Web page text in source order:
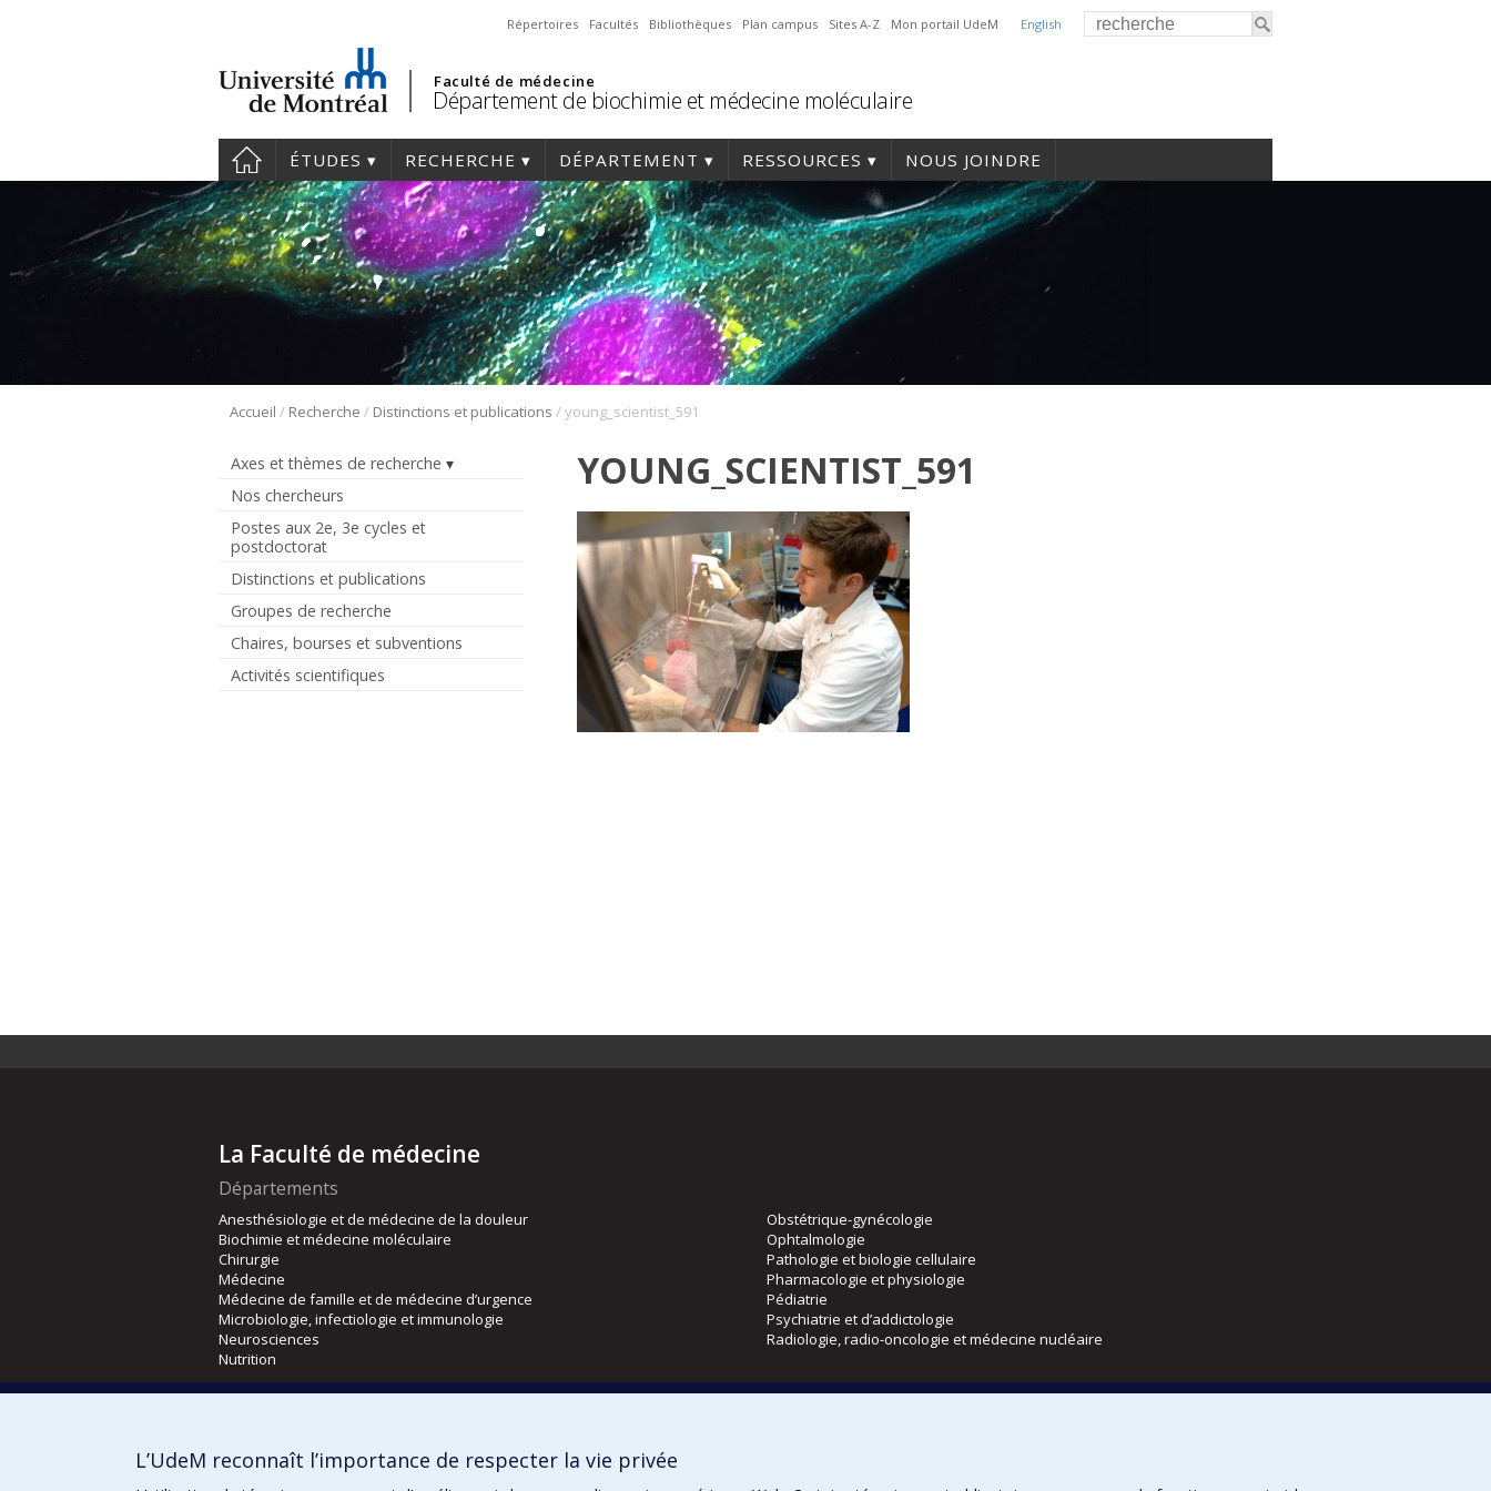
English
Répertoires Facultés Bibliothèques Plan campus Sites A-Z Mon portail UdeM
Faculté de médecine
Département de biochimie et médecine moléculaire
ÉTUDES RECHERCHE DÉPARTEMENT RESSOURCES NOUS JOINDRE
Accueil / Recherche / Distinctions et publications /young_scientist_591
Axes et thèmes de recherche
Nos chercheurs
Postes aux 2e, 3e cycles et
postdoctorat
Distinctions et publications
Groupes de recherche
Chaires, bourses et subventions
Activités scientifiques
YOUNG_SCIENTIST_591
La Faculté de médecine
Départements
Anesthésiologie et de médecine de la douleur
Biochimie et médecine moléculaire
Chirurgie
Médecine
Médecine de famille et de médecine d’urgence
Microbiologie, infectiologie et immunologie
Neurosciences
Nutrition
Obstétrique-gynécologie
Ophtalmologie
Pathologie et biologie cellulaire
Pharmacologie et physiologie
Pédiatrie
Psychiatrie et d’addictologie
Radiologie, radio-oncologie et médecine nucléaire
Orthophonie et audiologie
L’UdeM reconnaît l’importance de respecter la vie privée